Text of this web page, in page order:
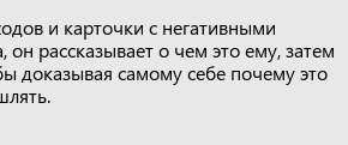
и карточки с негативными
рассказывает о чем это ему, затем
доказывая самому себе почему это